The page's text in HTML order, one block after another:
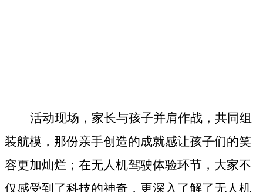
活动现场，家长与孩子并肩作战，共同组
装航模，那份亲手创造的成就感让孩子们的笑
容更加灿烂；在无人机驾驶体验环节，大家不
仅感受到了科技的神奇，更深入了解了无人机